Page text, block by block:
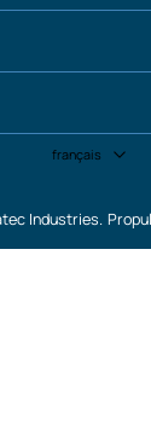
français
Industries.